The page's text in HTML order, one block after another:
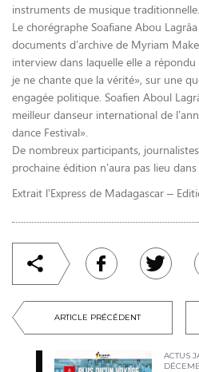
ARTICLE PRÉCÉDENT
ACTUS
instruments de musique traditionnelle.
Le chorégraphe Soafiane Abou
documents d’archive de Myriam
interview dans laquelle elle a
je ne chante que la vérité», sur une
engagée politique. Soafien Aboul
meilleur danseur international de
dance Festival».
De nombreux participants,
prochaine édition n’aura pas lieu dans
Extrait l’Express de Madagascar –